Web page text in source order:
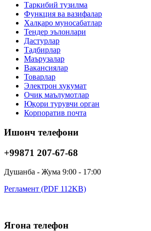
Таркибий тузилма
Функция ва вазифалар
Xалқаро муносабатлар
Тендер эълонлари
Дастурлар
Тадбирлар
Маърузалар
Вакансиялар
Товарлар
Электрон хукумат
Очиқ маълумотлар
Юқори турувчи орган
Корпоратив почта
Ишонч телефони
+99871 207-67-68
Душанба - Жума 9:00 - 17:00
Регламент (PDF 112KB)
Ягона телефон